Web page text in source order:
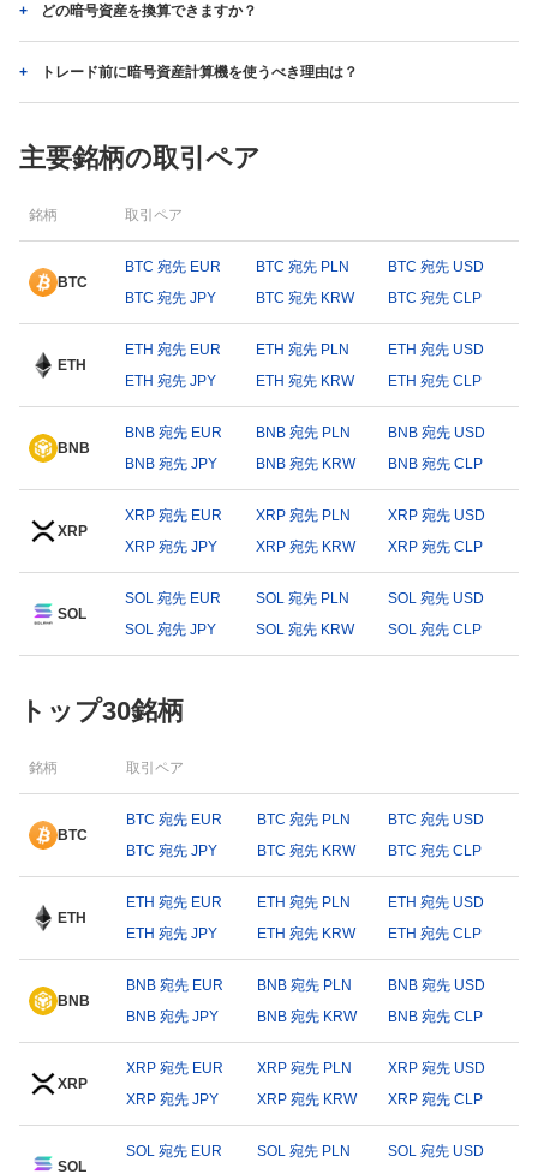
どの暗号資産を換算できますか？
トレード前に暗号資産計算機を使うべき理由は？
主要銘柄の取引ペア
銘柄 取引ペア
BTC
BTC 宛先 EUR BTC 宛先 PLN
BTC 宛先 USD
BTC 宛先 JPY
BTC 宛先 KRW BTC 宛先 CLP
ETH
ETH 宛先 EUR ETH 宛先 PLN
ETH 宛先 USD
ETH 宛先 JPY
ETH 宛先 KRW ETH 宛先 CLP
BNB
BNB 宛先 EUR BNB 宛先 PLN
BNB 宛先 USD
BNB 宛先 JPY
BNB 宛先 KRW BNB 宛先 CLP
XRP
XRP 宛先 EUR XRP 宛先 PLN
XRP 宛先 USD
XRP 宛先 JPY
XRP 宛先 KRW XRP 宛先 CLP
SOL
SOL 宛先 EUR SOL 宛先 PLN
SOL 宛先 USD
SOL 宛先 JPY
SOL 宛先 KRW SOL 宛先 CLP
トップ30銘柄
銘柄 取引ペア
BTC
BTC 宛先 EUR BTC 宛先 PLN
BTC 宛先 USD
BTC 宛先 JPY
BTC 宛先 KRW BTC 宛先 CLP
ETH
ETH 宛先 EUR ETH 宛先 PLN
ETH 宛先 USD
ETH 宛先 JPY
ETH 宛先 KRW ETH 宛先 CLP
BNB
BNB 宛先 EUR BNB 宛先 PLN
BNB 宛先 USD
BNB 宛先 JPY
BNB 宛先 KRW BNB 宛先 CLP
XRP
XRP 宛先 EUR XRP 宛先 PLN
XRP 宛先 USD
XRP 宛先 JPY
XRP 宛先 KRW XRP 宛先 CLP
SOL
SOL 宛先 EUR SOL 宛先 PLN
SOL 宛先 USD